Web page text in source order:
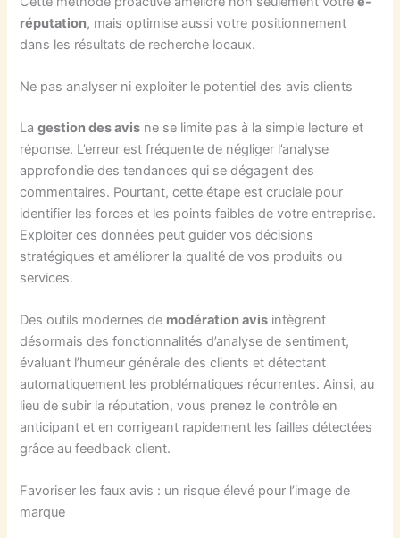
réputation, mais optimise aussi votre positionnement
dans les résultats de recherche locaux.
Ne pas analyser ni exploiter le potentiel des avis clients
Lagestion des avis ne se limite pas à la simple lecture et
réponse. L’erreur est fréquente de négliger l’analyse
approfondie des tendances qui se dégagent des
commentaires. Pourtant, cette étape est cruciale pour
identifier les forces et les points faibles de votre entreprise.
Exploiter ces données peut guider vos décisions
stratégiques et améliorer la qualité de vos produits ou
services.
Des outils modernes de modération avis intègrent
désormais des fonctionnalités d’analyse de sentiment,
évaluant l’humeur générale des clients et détectant
automatiquement les problématiques récurrentes. Ainsi, au
lieu de subir la réputation, vous prenez le contrôle en
anticipant et en corrigeant rapidement les failles détectées
grâce au feedback client.
Favoriser les faux avis : un risque élevé pour l’image de
marque